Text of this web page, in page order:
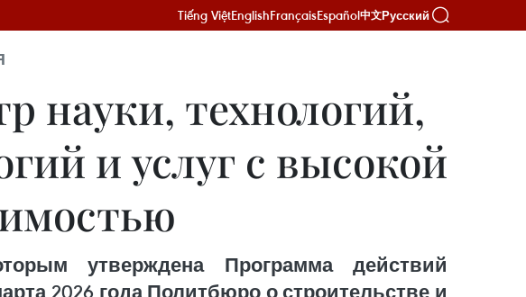
Tiếng ViệtEnglishFrançaisEspañol中文Русский
науки, технологий,
и услуг с высокой
утверждена Программа действий
2026 года Политбюро о строительстве и